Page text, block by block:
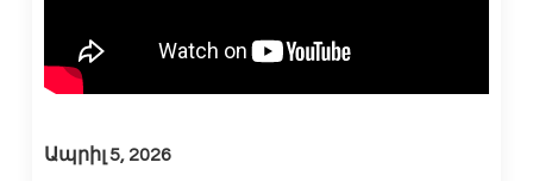
Ապրիլ 5, 2026